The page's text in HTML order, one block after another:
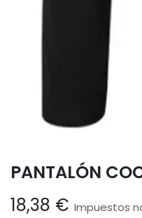
PANTALÓN
18,38 € Impuestos